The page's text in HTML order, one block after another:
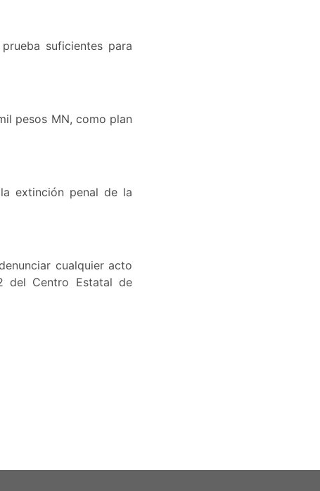
suficientes para
pesos MN, como plan
extinción penal de la
cualquier acto
del Centro Estatal de